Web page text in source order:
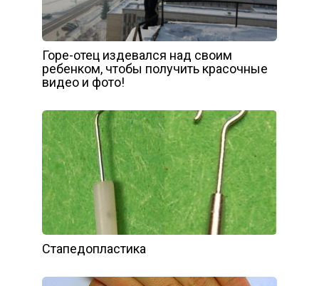
Горе-отец издевался над своим
ребенком, чтобы получить красочные
видео и фото!
Стапедопластика